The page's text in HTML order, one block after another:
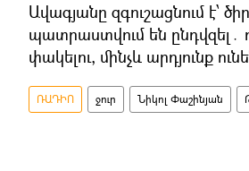
Ավագյանը զգուշացնում է՝
պատրաստվում են ընդվզել․
փակելու, մինչև արդյունք
ՌԱԴԻՈ ջուր Նիկոլ Փաշինյան